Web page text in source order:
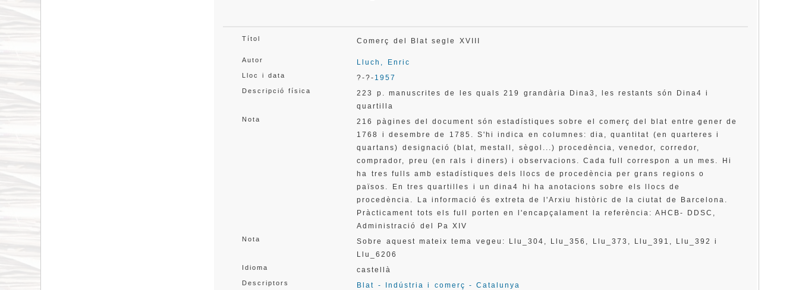
Títol Comerç del Blat segle XVIII
Autor Lluch, Enric
Lloc i data ?-?- 1957
Descripció física
223 p. manuscrites de les quals 219 grandària Dina3, les restants són Dina4 i
quartilla
Nota
216 pàgines del document són estadístiques sobre el comerç del blat entre gener de
1768 i desembre de 1785. S'hi indica en columnes: dia, quantitat (en quarteres i
quartans) designació (blat, mestall, sègol...) procedència, venedor, corredor,
comprador, preu (en rals i diners) i observacions. Cada full correspon a un mes. Hi
ha tres fulls amb estadístiques dels llocs de procedència per grans regions o
països. En tres quartilles i un dina4 hi ha anotacions sobre els llocs de
procedència. La informació és extreta de l'Arxiu històric de la ciutat de Barcelona.
Pràcticament tots els full porten en l'encapçalament la referència: AHCB- DDSC,
Administració del Pa XIV
Nota
Sobre aquest mateix tema vegeu: Llu_304, Llu_356, Llu_373, Llu_391, Llu_392 i
Llu_6206
Idioma castellà
Descriptors Blat - Indústria i comerç - Catalunya